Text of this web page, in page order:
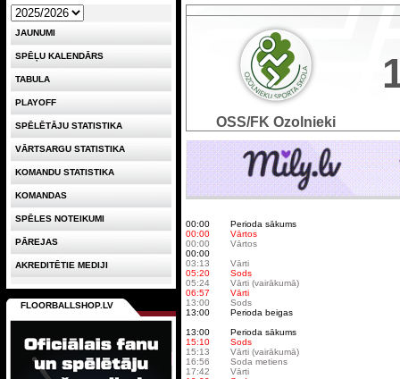
OSS/FK Ozolnieki
00:00
Perioda sākums
00:00
Vārtos
00:00
Vārtos
00:00
03:13
Vārti
05:20
Sods
05:24
Vārti (vairākumā)
06:57
Vārti
13:00
Sods
13:00
Perioda beigas
13:00
Perioda sākums
15:10
Sods
15:13
Vārti (vairākumā)
16:56
Soda metiens
17:42
Vārti
JAUNUMI
SPĒĻU KALENDĀRS
TABULA
PLAYOFF
SPĒLĒTĀJU STATISTIKA
VĀRTSARGU STATISTIKA
KOMANDU STATISTIKA
KOMANDAS
SPĒLES NOTEIKUMI
PĀREJAS
AKREDITĒTIE MEDIJI
FLOORBALLSHOP.LV